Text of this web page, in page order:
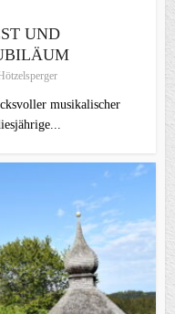
UND
musikalischer